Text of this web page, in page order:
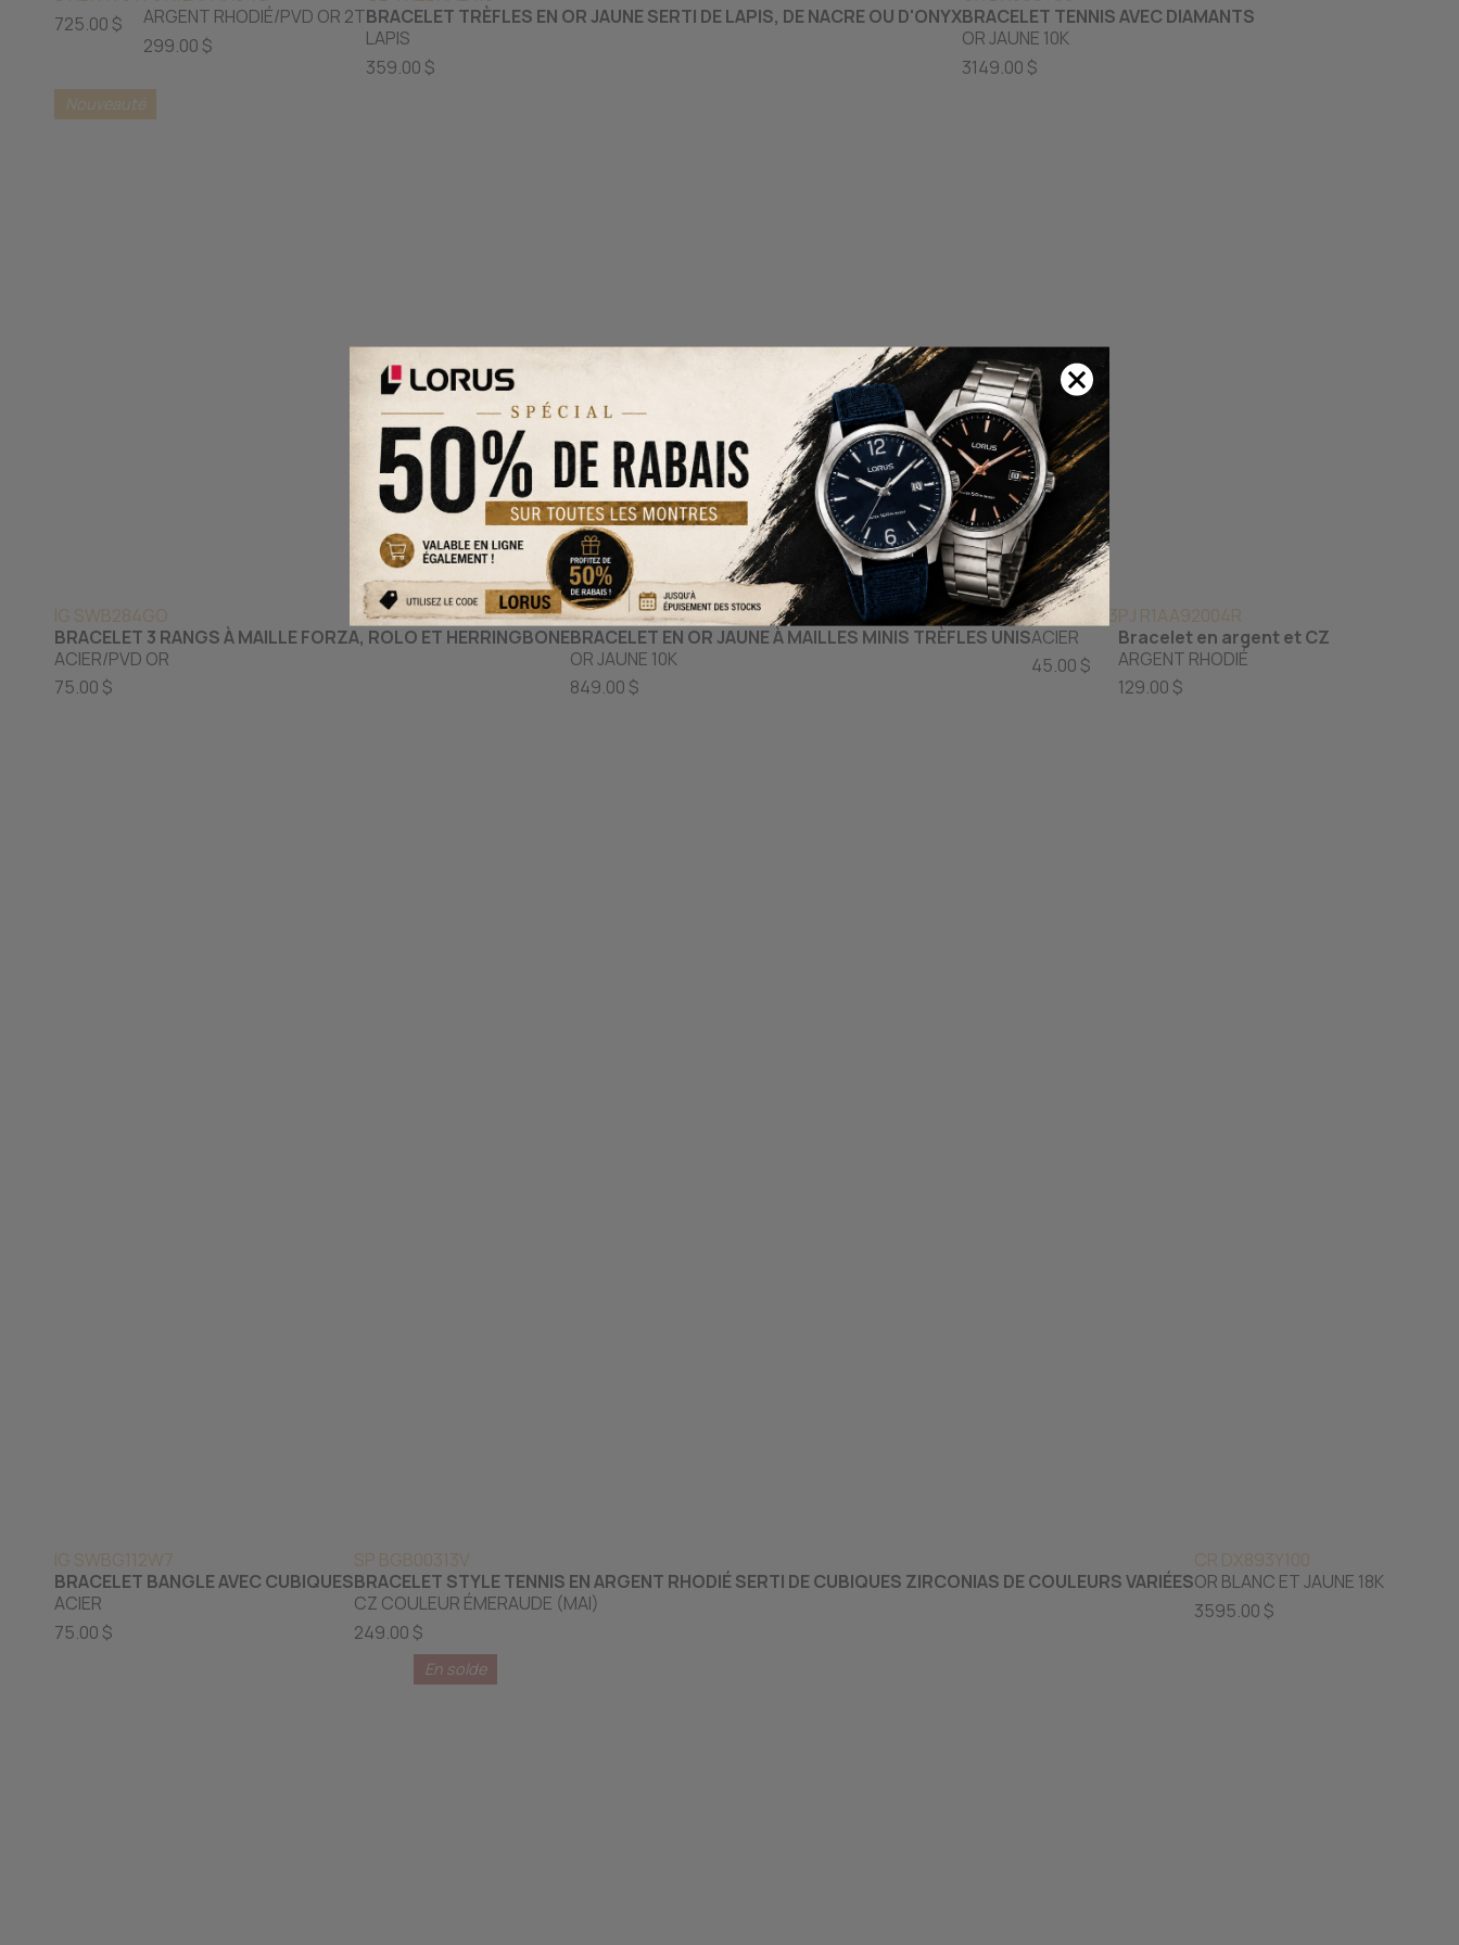
725.00 $
ARGENT RHODIÉ/PVD OR 2T
299.00 $
BRACELET TRÈFLES EN OR JAUNE SERTI DE LAPIS, DE NACRE OU D'ONYX
LAPIS
359.00 $
BRACELET TENNIS AVEC DIAMANTS
OR JAUNE 10K
3149.00 $
Nouveauté
IG SWB284GO
BRACELET 3 RANGS À MAILLE FORZA, ROLO ET HERRINGBONE
ACIER/PVD OR
75.00 $
MB BRAFA08
BRACELET EN OR JAUNE À MAILLES MINIS TRÈFLES UNIS
OR JAUNE 10K
849.00 $
IG SWB223
ACIER
45.00 $
PJ R1AA92004R
Bracelet en argent et CZ
ARGENT RHODIÉ
129.00 $
IG SWBG112W7
BRACELET BANGLE AVEC CUBIQUES
ACIER
75.00 $
SP BGB00313V
BRACELET STYLE TENNIS EN ARGENT RHODIÉ SERTI DE CUBIQUES ZIRCONIAS DE COULEURS VARIÉES
CZ COULEUR ÉMERAUDE (MAI)
249.00 $
CR DX893Y100
OR BLANC ET JAUNE 18K
3595.00 $
En solde